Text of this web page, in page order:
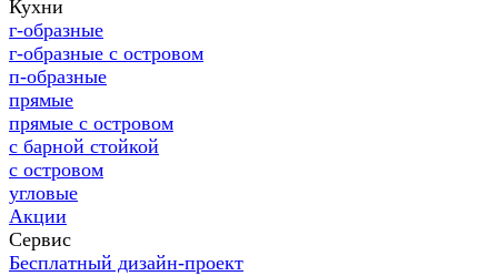
Кухни
г-образные
г-образные с островом
п-образные
прямые
прямые с островом
с барной стойкой
с островом
угловые
Акции
Сервис
Бесплатный дизайн-проект